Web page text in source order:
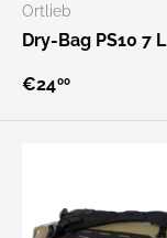
Ortlieb
Dry-Bag PS10 7 L
€2400